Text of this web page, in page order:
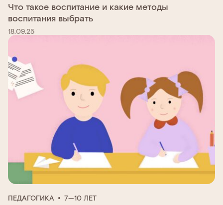
Что такое воспитание и какие методы
воспитания выбрать
18.09.25
ПЕДАГОГИКА 7—10 ЛЕТ